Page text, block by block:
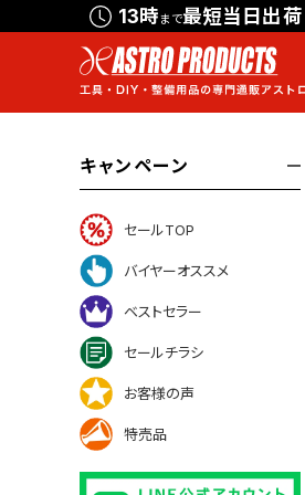
13時まで最短当日出荷
キャンペーン
セールTOP
バイヤーオススメ
ベストセラー
セールチラシ
お客様の声
特売品